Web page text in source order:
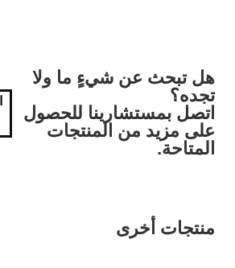
هل تبحث عن شيءٍ ما ولا
تجده؟
اتصل بمستشارينا للحصول
على مزيد من المنتجات
المتاحة.
منتجات أخرى